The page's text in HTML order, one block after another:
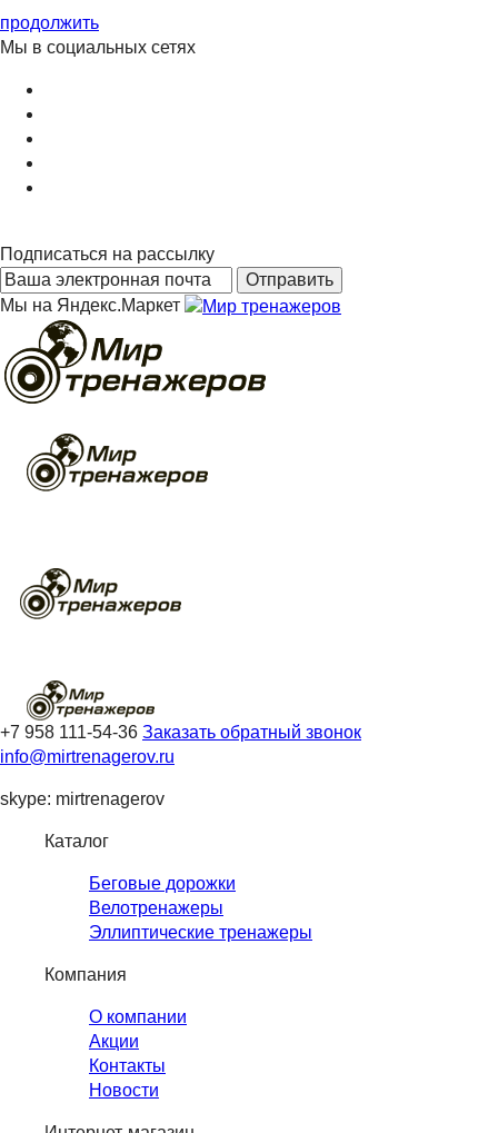
продолжить
Мы в социальных сетях
Подписаться на рассылку
Мы на Яндекс.Маркет
+7 958 111-54-36 Заказать обратный звонок
info@mirtrenagerov.ru
skype: mirtrenagerov
Каталог
Беговые дорожки
Велотренажеры
Эллиптические тренажеры
Компания
О компании
Акции
Контакты
Новости